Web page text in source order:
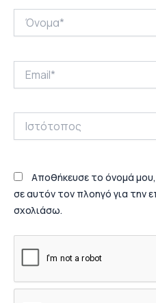
Ιστότοπος
Αποθήκευσε το όνομά
σε αυτόν τον πλοηγό για την
σχολιάσω.